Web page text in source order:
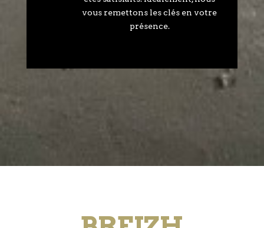
vous remettons les clés en votre
présence.